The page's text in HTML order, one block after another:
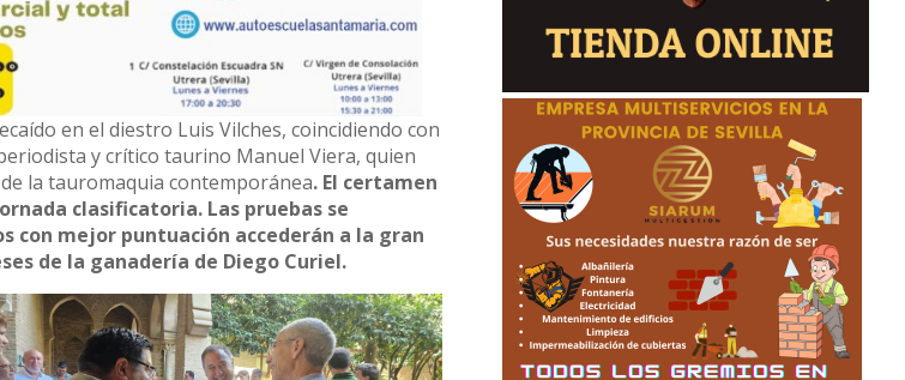
en el diestro Luis Vilches, coincidiendo con
y crítico taurino Manuel Viera, quien
la tauromaquia contemporánea. El certamen
clasificatoria. Las pruebas se
con mejor puntuación accederán a la gran
de la ganadería de Diego Curiel.